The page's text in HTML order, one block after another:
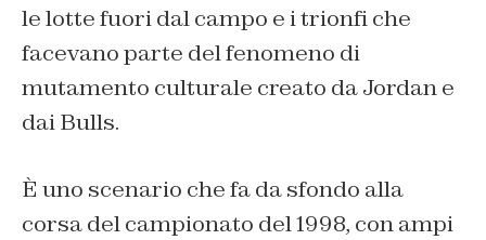
le lotte fuori dal campo e i trionfi che
facevano parte del fenomeno di
mutamento culturale creato da Jordan e
dai Bulls.
È uno scenario che fa da sfondo alla
corsa del campionato del 1998, con ampi